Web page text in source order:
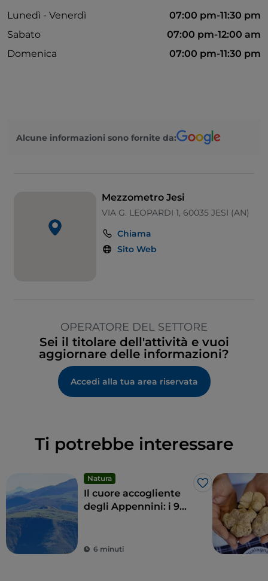
Lunedì - Venerdì
07:00 pm-11:30 pm
Sabato
07:00 pm-12:00 am
Domenica
07:00 pm-11:30 pm
Alcune informazioni sono fornite da:
Mezzometro Jesi
VIA G. LEOPARDI 1, 60035 JESI (AN)
Chiama
Sito Web
OPERATORE DEL SETTORE
Sei il titolare dell'attività e vuoi
aggiornare delle informazioni?
Accedi alla tua area riservata
Ti potrebbe interessare
Natura
Like
Il cuore accogliente
degli Appennini: i 9
6 minuti